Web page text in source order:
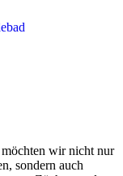
wir nicht nur
sondern auch